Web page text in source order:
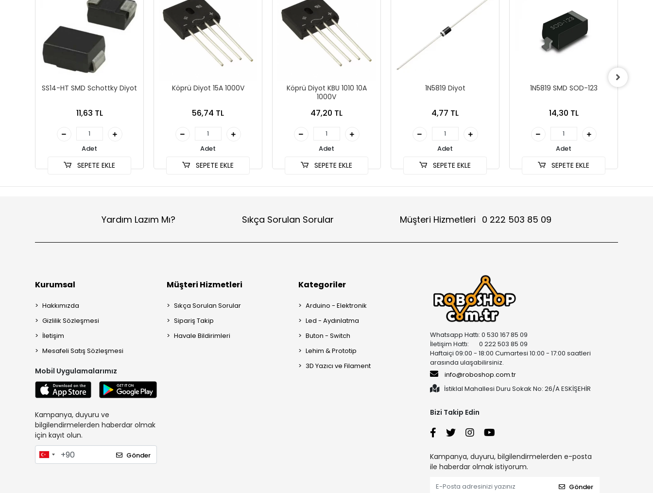
SS14-HT SMD Schottky Diyot
11,63 TL
Adet
SEPETE EKLE
Köprü Diyot 15A 1000V
56,74 TL
Adet
SEPETE EKLE
Köprü Diyot KBU 1010 10A
1000V
47,20 TL
Adet
SEPETE EKLE
1N5819 Diyot
4,77 TL
Adet
SEPETE EKLE
1N5819 SMD SOD-123
14,30 TL
Adet
SEPETE EKLE
Yardım Lazım Mı? Sıkça Sorulan Sorular Müşteri Hizmetleri 0 222 503 85 09
Kurumsal
Hakkımızda
Gizlilik Sözleşmesi
İletişim
Mesafeli Satış Sözleşmesi
Mobil Uygulamalarımız
Kampanya, duyuru ve
bilgilendirmelerden haberdar olmak
için kayıt olun.
Gönder
Müşteri Hizmetleri
Sıkça Sorulan Sorular
Sipariş Takip
Havale Bildirimleri
Kategoriler
Arduino - Elektronik
Led - Aydınlatma
Buton - Switch
Lehim & Prototip
3D Yazıcı ve Filament
Whatsapp Hattı: 0 530 167 85 09
İletişim Hattı: 0 222 503 85 09
Haftaiçi 09:00 - 18:00 Cumartesi 10:00 - 17:00 saatleri
arasında ulaşabilirsiniz.
info@roboshop.com.tr
İstiklal Mahallesi Duru Sokak No: 26/A ESKİŞEHİR
Bizi Takip Edin
Kampanya, duyuru, bilgilendirmelerden e-posta
ile haberdar olmak istiyorum.
Gönder